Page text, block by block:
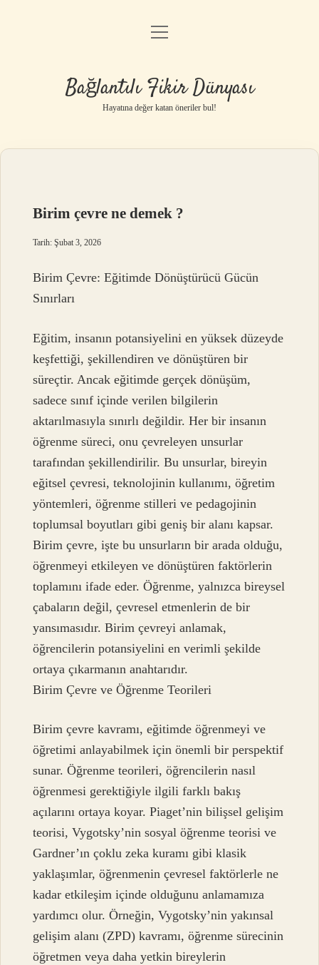
Anasayfa
Yasal Uyarı
menüyü
Bağlantılı Fikir Dünyası
Hayatına değer katan öneriler bul!
Birim çevre ne demek ?
Tarih: Şubat 3, 2026
Birim Çevre: Eğitimde Dönüştürücü Gücün
Sınırları
Eğitim, insanın potansiyelini en yüksek düzeyde
keşfettiği, şekillendiren ve dönüştüren bir
süreçtir. Ancak eğitimde gerçek dönüşüm,
sadece sınıf içinde verilen bilgilerin
aktarılmasıyla sınırlı değildir. Her bir insanın
öğrenme süreci, onu çevreleyen unsurlar
tarafından şekillendirilir. Bu unsurlar, bireyin
eğitsel çevresi, teknolojinin kullanımı, öğretim
yöntemleri, öğrenme stilleri ve pedagojinin
toplumsal boyutları gibi geniş bir alanı kapsar.
Birim çevre, işte bu unsurların bir arada olduğu,
öğrenmeyi etkileyen ve dönüştüren faktörlerin
toplamını ifade eder. Öğrenme, yalnızca bireysel
çabaların değil, çevresel etmenlerin de bir
yansımasıdır. Birim çevreyi anlamak,
öğrencilerin potansiyelini en verimli şekilde
ortaya çıkarmanın anahtarıdır.
Birim Çevre ve Öğrenme Teorileri
Birim çevre kavramı, eğitimde öğrenmeyi ve
öğretimi anlayabilmek için önemli bir perspektif
sunar. Öğrenme teorileri, öğrencilerin nasıl
öğrenmesi gerektiğiyle ilgili farklı bakış
açılarını ortaya koyar. Piaget’nin bilişsel gelişim
teorisi, Vygotsky’nin sosyal öğrenme teorisi ve
Gardner’ın çoklu zeka kuramı gibi klasik
yaklaşımlar, öğrenmenin çevresel faktörlerle ne
kadar etkileşim içinde olduğunu anlamamıza
yardımcı olur. Örneğin, Vygotsky’nin yakınsal
gelişim alanı (ZPD) kavramı, öğrenme sürecinin
öğretmen veya daha yetkin bireylerin